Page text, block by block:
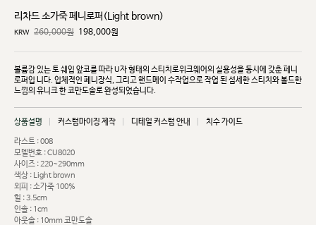
리차드 소가죽 페니로퍼(Light brown)
KRW 260,000원 198,000원
볼륨감 있는 토 쉐입 앞코를 따라 U자 형태의 스티치로위크웨어의 실용성을 동시에 갖춘 페니
로퍼입 니다. 입체적인 페니장식, 그리고 핸드메이 수작업으로 작업 된 섬세한 스티치와 볼드한
느낌의 유니크한 코만도솔로 완성되었습니다.
상품설명 커스텀마이징 제작 디테일 커스텀 안내 치수 가이드
라스트 : 008
모델번호 : CU8020
사이즈 : 220~290mm
색상 : Light brown
외피 : 소가죽 100%
힐 : 3.5cm
인솔 : 1cm
아웃솔 : 10mm 코만도솔